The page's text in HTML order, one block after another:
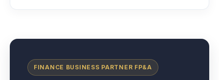
FINANCE BUSINESS PARTNER FP&A